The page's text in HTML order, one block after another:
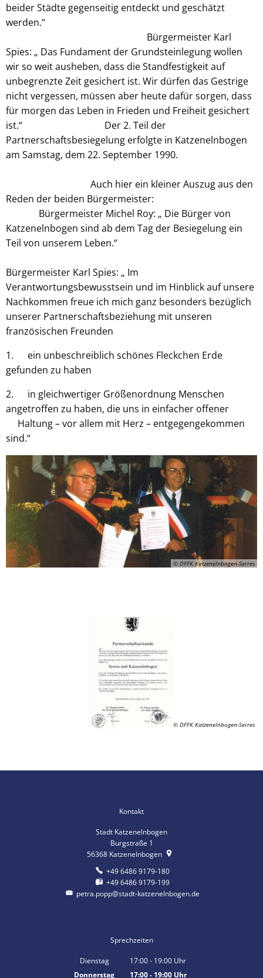
beider Städte gegenseitig entdeckt und geschätzt
werden.“
Bürgermeister Karl
Spies: „ Das Fundament der Grundsteinlegung wollen
wir so weit ausheben, dass die Standfestigkeit auf
unbegrenzte Zeit gesichert ist. Wir dürfen das Gestrige
nicht vergessen, müssen aber heute dafür sorgen, dass
für morgen das Leben in Frieden und Freiheit gesichert
ist.“ Der 2. Teil der
Partnerschaftsbesiegelung erfolgte in Katzenelnbogen
am Samstag, dem 22. September 1990.
Auch hier ein kleiner Auszug aus den
Reden der beiden Bürgermeister:
Bürgermeister Michel Roy: „ Die Bürger von
Katzenelnbogen sind ab dem Tag der Besiegelung ein
Teil von unserem Leben.“
Bürgermeister Karl Spies: „ Im
Verantwortungsbewusstsein und im Hinblick auf unsere
Nachkommen freue ich mich ganz besonders bezüglich
unserer Partnerschaftsbeziehung mit unseren
französischen Freunden
1. ein unbeschreiblich schönes Fleckchen Erde
gefunden zu haben
2. in gleichwertiger Größenordnung Menschen
angetroffen zu haben, die uns in einfacher offener
Haltung – vor allem mit Herz – entgegengekommen
sind.“
© DFFK Katzenelnbogen-Serres
© DFFK Katzenelnbogen-Serres
Kontakt
Stadt Katzenelnbogen
Burgstraße 1
56368 Katzenelnbogen
+49 6486 9179-180
+49 6486 9179-199
petra.popp@stadt-katzenelnbogen.de
Sprechzeiten
Dienstag 17:00- 19:00 Uhr
Von 17:00 bis 19:00 Uhr
Donnerstag 17:00- 19:00Uhr